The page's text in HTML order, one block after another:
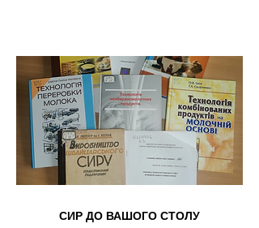
СИР ДО ВАШОГО СТОЛУ